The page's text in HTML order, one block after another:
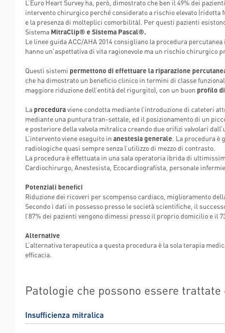
POLIAMBULANZA
CENTER RAPHAËL
L’Euro Heart Survey ha, però, dimostrato che ben il 49% dei
intervento chirurgico perché considerato a rischio elevato (ridotta
e la presenza di molteplici comorbilità). Per questi pazienti
Sistema MitraClip® e Sistema Pascal®.
Le linee guida ACC/AHA 2014 consigliano la procedura
hanno un’aspettativa di vita ragionevole ma un rischio chirurgico
Questi sistemi permettono di effettuare la riparazione
che ha dimostrato un beneficio clinico in termini di classe
maggiore riduzione dell’entità del rigurgito), con un buon profilo
La proceduraviene condotta mediante l’introduzione di cateteri
mediante una puntura tran-settale, ed il posizionamento di un
e posteriore della valvola mitralica creando due orifizi valvolari
L’intervento viene eseguito in anestesia generale. La procedura è
radiologiche quasi sempre senza l’utilizzo di mezzo di contrasto.
La procedura è effettuata in una sala operatoria ibrida di
Cardiochirurgo, Anestesista, Ecocardiografista, personale
Potenziali benefici
Riduzione dei ricoveri per scompenso cardiaco, miglioramento
Secondo i dati in possesso presso le società scientifiche, il
l’87% dei pazienti vengono dimessi presso il proprio domicilio e il
Alternative
L’alternativa terapeutica a questa procedura è la sola terapia
efficacia.
Patologie che possono essere trattate
Insufficienza mitralica